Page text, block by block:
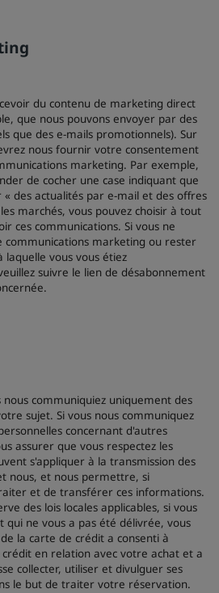
du contenu de marketing direct
que nous pouvons envoyer par des
que des e-mails promotionnels). Sur
nous fournir votre consentement
marketing. Par exemple,
de cocher une case indiquant que
« des actualités par e-mail et des offres
marchés, vous pouvez choisir à tout
ces communications. Si vous ne
communications marketing ou rester
laquelle vous vous étiez
suivre le lien de désabonnement
nous communiquiez uniquement des
sujet. Si vous nous communiquez
concernant d'autres
assurer que vous respectez les
s'appliquer à la transmission des
nous, et nous permettre, si
et de transférer ces informations.
des lois locales applicables, si vous
qui ne vous a pas été délivrée, vous
la carte de crédit a consenti à
en relation avec votre achat et a
collecter, utiliser et divulguer ses
le but de traiter votre réservation.